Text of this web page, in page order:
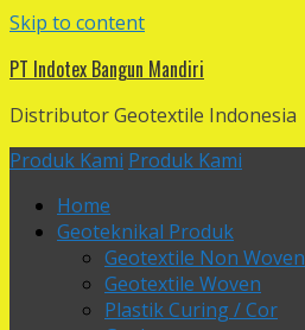
Skip to content
PT Indotex Bangun Mandiri
Distributor Geotextile Indonesia
Produk Kami Produk Kami
Home
Geoteknikal Produk
Geotextile Non Woven
Geotextile Woven
Plastik Curing / Cor